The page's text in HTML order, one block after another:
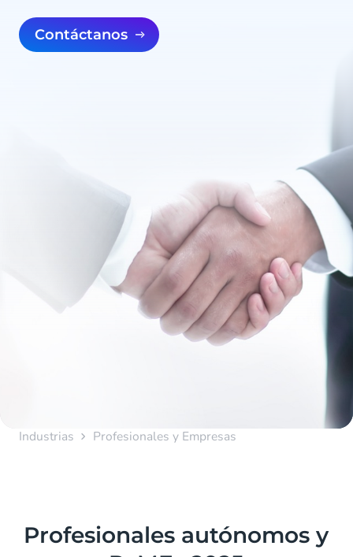
Contáctanos
Industrias Profesionales y Empresas
Profesionales autónomos y